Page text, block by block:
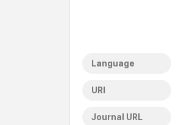
Language
URI
Journal URL